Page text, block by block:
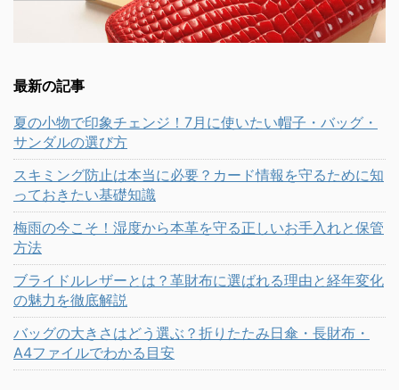
最新の記事
夏の小物で印象チェンジ！7月に使いたい帽子・バッグ・
サンダルの選び方
スキミング防止は本当に必要？カード情報を守るために知
っておきたい基礎知識
梅雨の今こそ！湿度から本革を守る正しいお手入れと保管
方法
ブライドルレザーとは？革財布に選ばれる理由と経年変化
の魅力を徹底解説
バッグの大きさはどう選ぶ？折りたたみ日傘・長財布・
A4ファイルでわかる目安